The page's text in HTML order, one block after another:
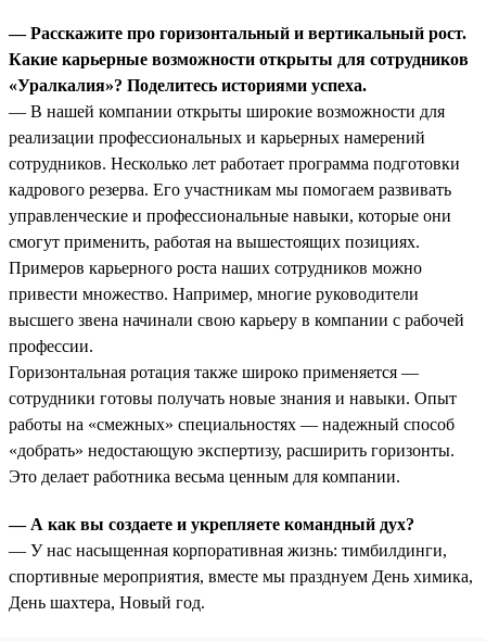
— Расскажите про горизонтальный и вертикальный рост.
Какие карьерные возможности открыты для сотрудников
«Уралкалия»? Поделитесь историями успеха.
— В нашей компании открыты широкие возможности для
реализации профессиональных и карьерных намерений
сотрудников. Несколько лет работает программа подготовки
кадрового резерва. Его участникам мы помогаем развивать
управленческие и профессиональные навыки, которые они
смогут применить, работая на вышестоящих позициях.
Примеров карьерного роста наших сотрудников можно
привести множество. Например, многие руководители
высшего звена начинали свою карьеру в компании с рабочей
профессии.
Горизонтальная ротация также широко применяется —
сотрудники готовы получать новые знания и навыки. Опыт
работы на «смежных» специальностях — надежный способ
«добрать» недостающую экспертизу, расширить горизонты.
Это делает работника весьма ценным для компании.
— А как вы создаете и укрепляете командный дух?
— У нас насыщенная корпоративная жизнь: тимбилдинги,
спортивные мероприятия, вместе мы празднуем День химика,
День шахтера, Новый год.